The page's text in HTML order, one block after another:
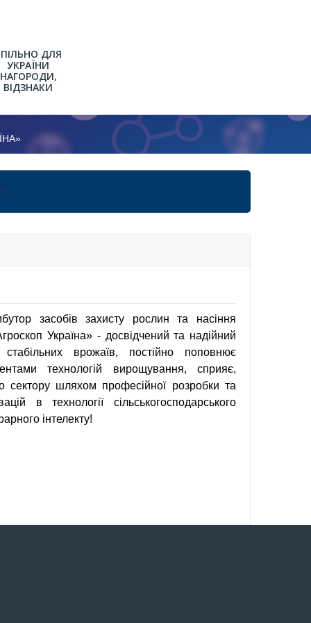
ДЛЯ
УКРАЇНИ
НАГОРОДИ,
ВІДЗНАКИ
засобів захисту рослин та насіння
Україна» - досвідчений та надійний
врожаїв, постійно поповнює
технологій вирощування, сприяє,
сектору шляхом професійної розробки та
в технології сільськогосподарського
інтелекту!